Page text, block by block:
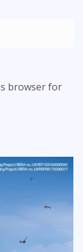
browser for